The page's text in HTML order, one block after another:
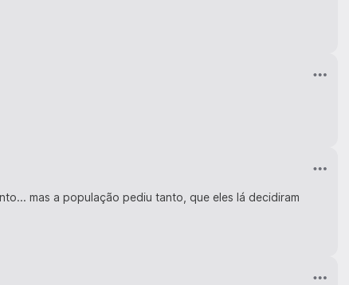
mas a população pediu tanto, que eles lá decidiram